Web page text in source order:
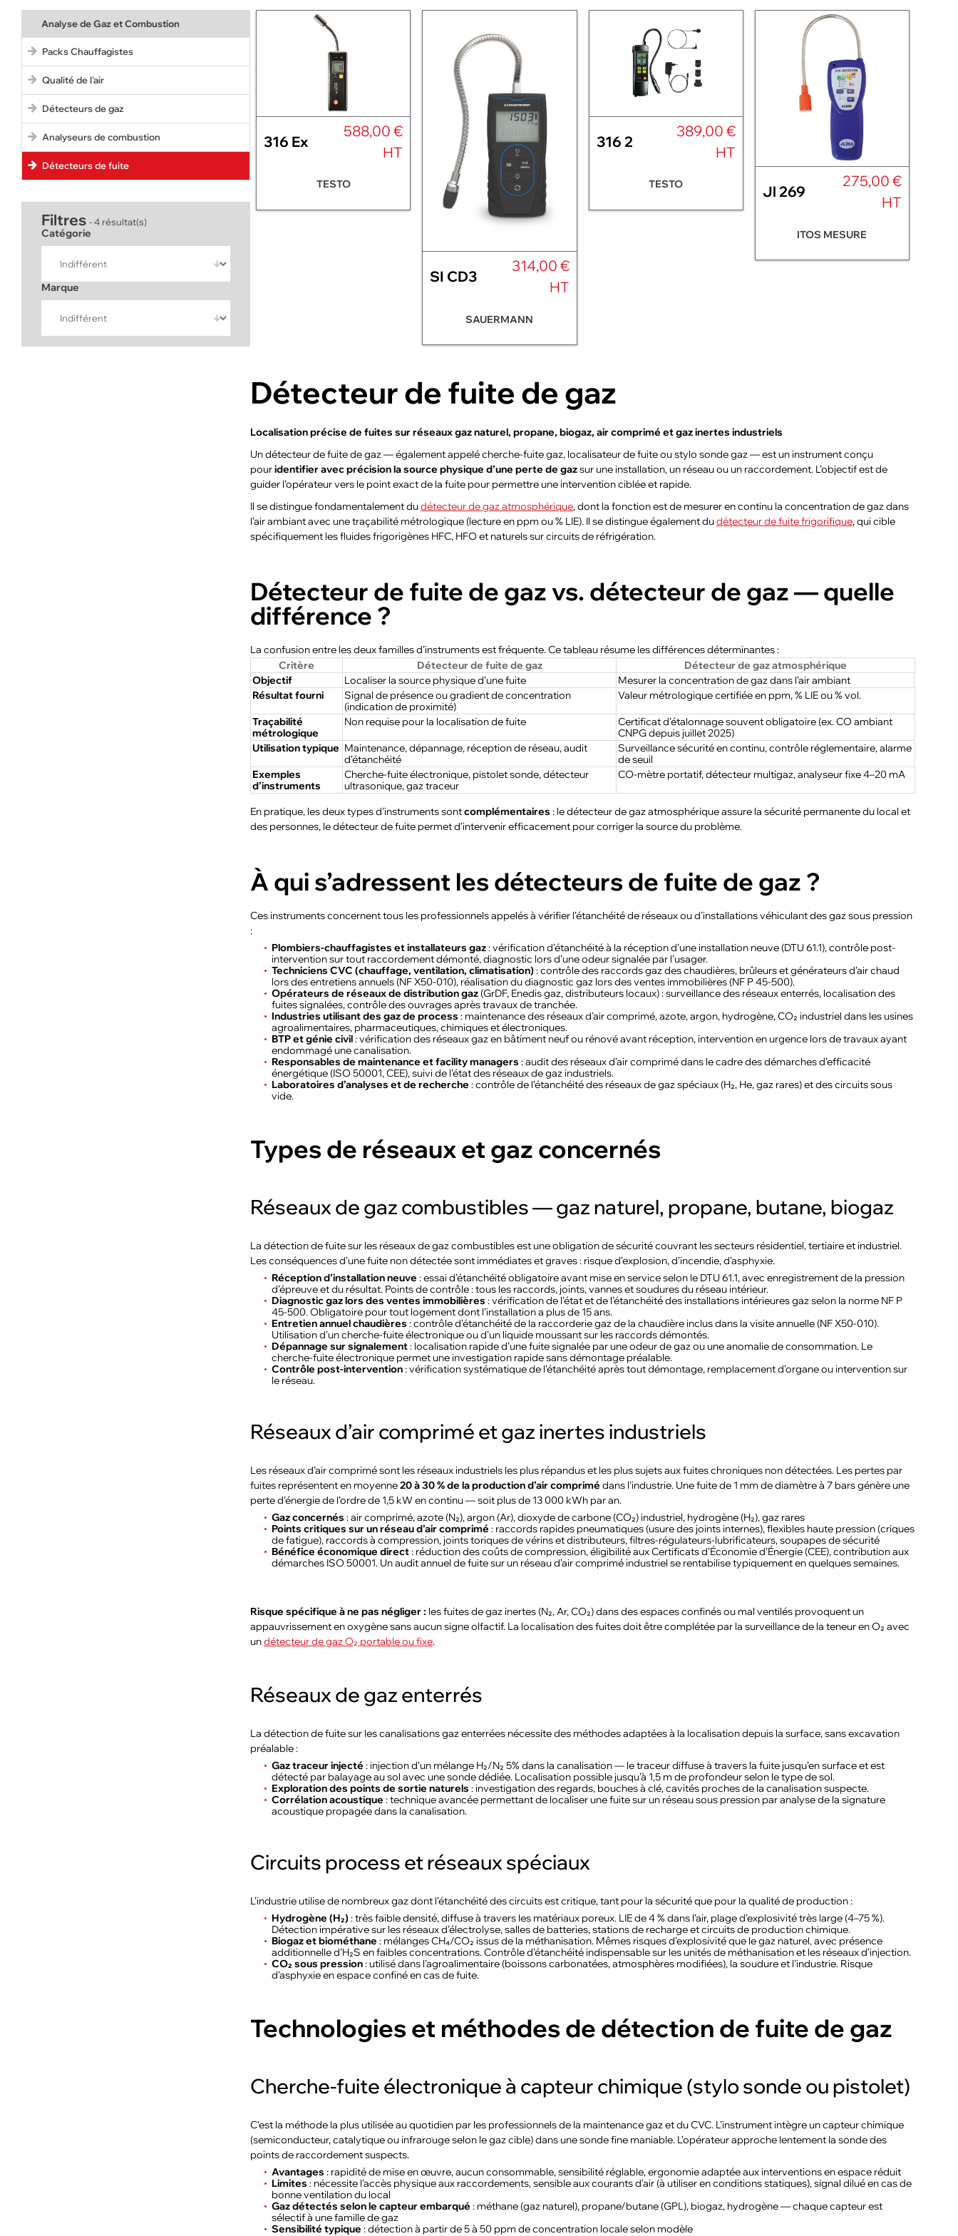
Analyse de Gaz et Combustion
Packs Chauffagistes
Qualité de l'air
Détecteurs de gaz
Analyseurs de combustion
Détecteurs de fuite
Filtres - 4 résultat(s)
Catégorie
Marque
316 Ex
588,00 €
HT
TESTO
SI CD3
314,00 €
HT
SAUERMANN
316 2
389,00 €
HT
TESTO Jl 269
275,00 €
HT
ITOS MESURE
Détecteur de fuite de gaz
Localisation précise de fuites sur réseaux gaz naturel, propane, biogaz, air comprimé et gaz inertes industriels
Un détecteur de fuite de gaz — également appelé cherche-fuite gaz, localisateur de fuite ou stylo sonde gaz — est un instrument conçu
pouridentifier avec précision la source physique d’une perte de gazsur une installation, un réseau ou un raccordement. L’objectif est de
guider l’opérateur vers le point exact de la fuite pour permettre une intervention ciblée et rapide.
Il se distingue fondamentalement dudétecteur de gaz atmosphérique, dont la fonction est de mesurer en continu la concentration de gaz dans
l’air ambiant avec une traçabilité métrologique (lecture en ppm ou % LIE). Il se distingue également dudétecteur de fuite frigorifique, qui cible
spécifiquement les fluides frigorigènes HFC, HFO et naturels sur circuits de réfrigération.
Détecteur de fuite de gaz vs. détecteur de gaz — quelle
différence ?
La confusion entre les deux familles d’instruments est fréquente. Ce tableau résume les différences déterminantes :
Critère
Détecteur de fuite de gaz
Détecteur de gaz atmosphérique
Objectif
Localiser la source physique d’une fuite
Mesurer la concentration de gaz dans l’air ambiant
Résultat fourni
Signal de présence ou gradient de concentration
(indication de proximité)
Valeur métrologique certifiée en ppm, % LIE ou % vol.
Traçabilité
métrologique
Non requise pour la localisation de fuite
Certificat d’étalonnage souvent obligatoire (ex. CO ambiant
CNPG depuis juillet 2025)
Utilisation typique Maintenance, dépannage, réception de réseau, audit
d’étanchéité
Surveillance sécurité en continu, contrôle réglementaire, alarme
de seuil
Exemples
d’instruments
Cherche-fuite électronique, pistolet sonde, détecteur
ultrasonique, gaz traceur
CO-mètre portatif, détecteur multigaz, analyseur fixe 4–20 mA
En pratique, les deux types d’instruments sontcomplémentaires : le détecteur de gaz atmosphérique assure la sécurité permanente du local et
des personnes, le détecteur de fuite permet d’intervenir efficacement pour corriger la source du problème.
À qui s’adressent les détecteurs de fuite de gaz ?
Ces instruments concernent tous les professionnels appelés à vérifier l’étanchéité de réseaux ou d’installations véhiculant des gaz sous pression
:
Plombiers-chauffagistes et installateurs gaz: vérification d’étanchéité à la réception d’une installation neuve (DTU 61.1), contrôle post-
intervention sur tout raccordement démonté, diagnostic lors d’une odeur signalée par l’usager.
Techniciens CVC (chauffage, ventilation, climatisation): contrôle des raccords gaz des chaudières, brûleurs et générateurs d’air chaud
lors des entretiens annuels (NF X50-010), réalisation du diagnostic gaz lors des ventes immobilières (NF P 45-500).
Opérateurs de réseaux de distribution gaz(GrDF, Enedis gaz, distributeurs locaux) : surveillance des réseaux enterrés, localisation des
fuites signalées, contrôle des ouvrages après travaux de tranchée.
Industries utilisant des gaz de process : maintenance des réseaux d’air comprimé, azote, argon, hydrogène, CO₂ industriel dans les usines
agroalimentaires, pharmaceutiques, chimiques et électroniques.
BTP et génie civil: vérification des réseaux gaz en bâtiment neuf ou rénové avant réception, intervention en urgence lors de travaux ayant
endommagé une canalisation.
Responsables de maintenance et facility managers : audit des réseaux d’air comprimé dans le cadre des démarches d’efficacité
énergétique (ISO 50001, CEE), suivi de l’état des réseaux de gaz industriels.
Laboratoires d’analyses et de recherche : contrôle de l’étanchéité des réseaux de gaz spéciaux (H₂, He, gaz rares) et des circuits sous
vide.
Types de réseaux et gaz concernés
Réseaux de gaz combustibles — gaz naturel, propane, butane, biogaz
La détection de fuite sur les réseaux de gaz combustibles est une obligation de sécurité couvrant les secteurs résidentiel, tertiaire et industriel.
Les conséquences d’une fuite non détectée sont immédiates et graves : risque d’explosion, d’incendie, d’asphyxie.
Réception d’installation neuve : essai d’étanchéité obligatoire avant mise en service selon le DTU 61.1, avec enregistrement de la pression
d’épreuve et du résultat. Points de contrôle : tous les raccords, joints, vannes et soudures du réseau intérieur.
Diagnostic gaz lors des ventes immobilières : vérification de l’état et de l’étanchéité des installations intérieures gaz selon la norme NF P
45-500. Obligatoire pour tout logement dont l’installation a plus de 15 ans.
Entretien annuel chaudières : contrôle d’étanchéité de la raccorderie gaz de la chaudière inclus dans la visite annuelle (NF X50-010).
Utilisation d’un cherche-fuite électronique ou d’un liquide moussant sur les raccords démontés.
Dépannage sur signalement: localisation rapide d’une fuite signalée par une odeur de gaz ou une anomalie de consommation. Le
cherche-fuite électronique permet une investigation rapide sans démontage préalable.
Contrôle post-intervention: vérification systématique de l’étanchéité après tout démontage, remplacement d’organe ou intervention sur
le réseau.
Réseaux d’air comprimé et gaz inertes industriels
Les réseaux d’air comprimé sont les réseaux industriels les plus répandus et les plus sujets aux fuites chroniques non détectées. Les pertes par
fuites représentent en moyenne20 à 30 % de la production d’air comprimé dans l’industrie. Une fuite de 1 mm de diamètre à 7 bars génère une
perte d’énergie de l’ordre de 1,5 kW en continu — soit plus de 13 000 kWh par an.
Gaz concernés : air comprimé, azote (N₂), argon (Ar), dioxyde de carbone (CO₂) industriel, hydrogène (H₂), gaz rares
Points critiques sur un réseau d’air comprimé : raccords rapides pneumatiques (usure des joints internes), flexibles haute pression (criques
de fatigue), raccords à compression, joints toriques de vérins et distributeurs, filtres-régulateurs-lubrificateurs, soupapes de sécurité
Bénéfice économique direct: réduction des coûts de compression, éligibilité aux Certificats d’Économie d’Énergie (CEE), contribution aux
démarches ISO 50001. Un audit annuel de fuite sur un réseau d’air comprimé industriel se rentabilise typiquement en quelques semaines.
Risque spécifique à ne pas négliger : les fuites de gaz inertes (N₂, Ar, CO₂) dans des espaces confinés ou mal ventilés provoquent un
appauvrissement en oxygène sans aucun signe olfactif. La localisation des fuites doit être complétée par la surveillance de la teneur en O₂ avec
undétecteur de gaz O₂ portable ou fixe.
Réseaux de gaz enterrés
La détection de fuite sur les canalisations gaz enterrées nécessite des méthodes adaptées à la localisation depuis la surface, sans excavation
préalable :
Gaz traceur injecté : injection d’un mélange H₂/N₂ 5% dans la canalisation — le traceur diffuse à travers la fuite jusqu’en surface et est
détecté par balayage au sol avec une sonde dédiée. Localisation possible jusqu’à 1,5 m de profondeur selon le type de sol.
Exploration des points de sortie naturels : investigation des regards, bouches à clé, cavités proches de la canalisation suspecte.
Corrélation acoustique : technique avancée permettant de localiser une fuite sur un réseau sous pression par analyse de la signature
acoustique propagée dans la canalisation.
Circuits process et réseaux spéciaux
L’industrie utilise de nombreux gaz dont l’étanchéité des circuits est critique, tant pour la sécurité que pour la qualité de production :
Hydrogène (H₂): très faible densité, diffuse à travers les matériaux poreux. LIE de 4 % dans l’air, plage d’explosivité très large (4–75 %).
Détection impérative sur les réseaux d’électrolyse, salles de batteries, stations de recharge et circuits de production chimique.
Biogaz et biométhane : mélanges CH₄/CO₂ issus de la méthanisation. Mêmes risques d’explosivité que le gaz naturel, avec présence
additionnelle d’H₂S en faibles concentrations. Contrôle d’étanchéité indispensable sur les unités de méthanisation et les réseaux d’injection.
CO₂ sous pression: utilisé dans l’agroalimentaire (boissons carbonatées, atmosphères modifiées), la soudure et l’industrie. Risque
d’asphyxie en espace confiné en cas de fuite.
Technologies et méthodes de détection de fuite de gaz
Cherche-fuite électronique à capteur chimique (stylo sonde ou pistolet)
C’est la méthode la plus utilisée au quotidien par les professionnels de la maintenance gaz et du CVC. L’instrument intègre un capteur chimique
(semiconducteur, catalytique ou infrarouge selon le gaz cible) dans une sonde fine maniable. L’opérateur approche lentement la sonde des
points de raccordement suspects.
Avantages : rapidité de mise en œuvre, aucun consommable, sensibilité réglable, ergonomie adaptée aux interventions en espace réduit
Limites : nécessite l’accès physique aux raccordements, sensible aux courants d’air (à utiliser en conditions statiques), signal dilué en cas de
bonne ventilation du local
Gaz détectés selon le capteur embarqué : méthane (gaz naturel), propane/butane (GPL), biogaz, hydrogène — chaque capteur est
sélectif à une famille de gaz
Sensibilité typique : détection à partir de 5 à 50 ppm de concentration locale selon modèle